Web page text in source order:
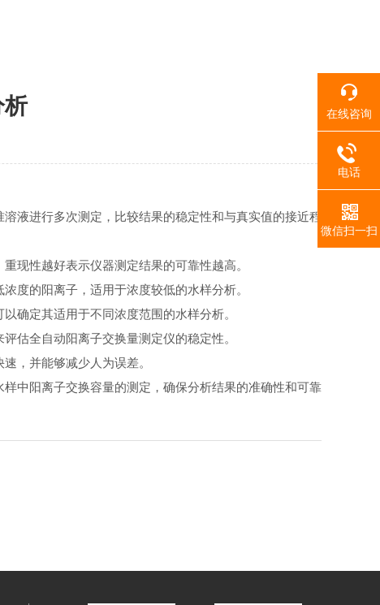
析
液进行多次测定，比较结果的稳定性和与真实值的接近程
现性越好表示仪器测定结果的可靠性越高。
度的阳离子，适用于浓度较低的水样分析。
确定其适用于不同浓度范围的水样分析。
估全自动阳离子交换量测定仪的稳定性。
，并能够减少人为误差。
中阳离子交换容量的测定，确保分析结果的准确性和可靠
在线咨询
电话
微信扫一扫